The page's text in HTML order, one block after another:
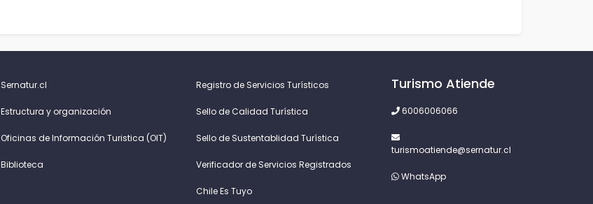
Sernatur.cl
Estructura y organización
Oficinas de Información Turistica (OIT)
Biblioteca
Registro de Servicios Turísticos
Sello de Calidad Turística
Sello de Sustentablidad Turística
Verificador de Servicios Registrados
Chile Es Tuyo
Turismo Atiende
6006006066
turismoatiende@sernatur.cl
WhatsApp